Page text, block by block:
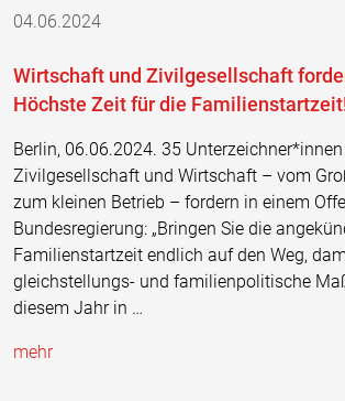
04.06.2024
Wirtschaft und Zivilgesellschaft
Höchste Zeit für die
Berlin, 06.06.2024. 35
Zivilgesellschaft und Wirtschaft – vom
zum kleinen Betrieb – fordern in einem
Bundesregierung: „Bringen Sie die
Familienstartzeit endlich auf den Weg,
gleichstellungs- und familienpolitische
diesem Jahr in …
mehr